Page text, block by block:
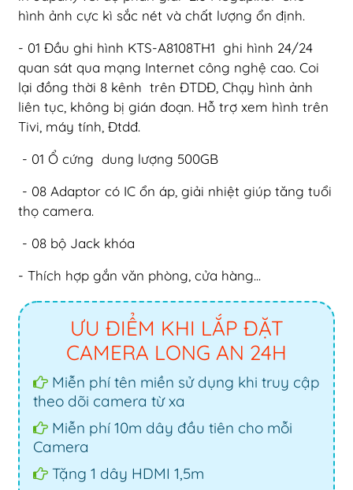
hình ảnh cực kì sắc nét và chất lượng ổn định.
- 01 Đầu ghi hình KTS-A8108TH1 ghi hình 24/24
quan sát qua mạng Internet công nghệ cao. Coi
lại đồng thời 8 kênh trên ĐTDĐ, Chạy hình ảnh
liên tục, không bị gián đoạn. Hỗ trợ xem hình trên
Tivi, máy tính, Đtdđ.
- 01 Ổ cứng dung lượng 500GB
- 08 Adaptor có IC ổn áp, giải nhiệt giúp tăng tuổi
thọ camera.
- 08 bộ Jack khóa
- Thích hợp gắn văn phòng, cửa hàng...
ƯU ĐIỂM KHI LẮP ĐẶT
CAMERA LONG AN 24H
Miễn phí tên miền sử dụng khi truy cập
theo dõi camera từ xa
Miễn phí 10m dây đầu tiên cho mỗi
Camera
Tặng 1 dây HDMI 1,5m